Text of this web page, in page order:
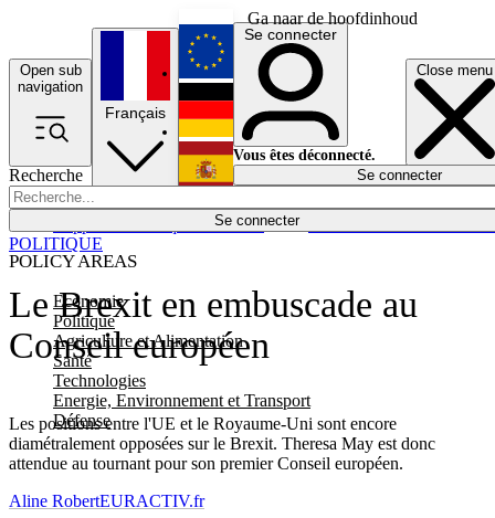
Ga naar de hoofdinhoud
Open sub
navigation
Close menu
Recherche
Se connecter
POLICY AREAS
Economie
Politique
Agriculture et Alimentation
Santé
Technologies
Energie, Environnement et Transport
Défense
Économie
Français
English
Deutsch
Español
Se connecter
Vous êtes déconnecté.
Se connecter
Le Brexit en embuscade au
Conseil européen
Les positions entre l'UE et le Royaume-Uni sont encore
diamétralement opposées sur le Brexit. Theresa May est donc
attendue au tournant pour son premier Conseil européen.
POLITIQUE
Aline RobertEURACTIV.fr